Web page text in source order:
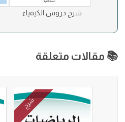
شرح دروس الكيمياء
📚 مقالات متعلقة
شرح